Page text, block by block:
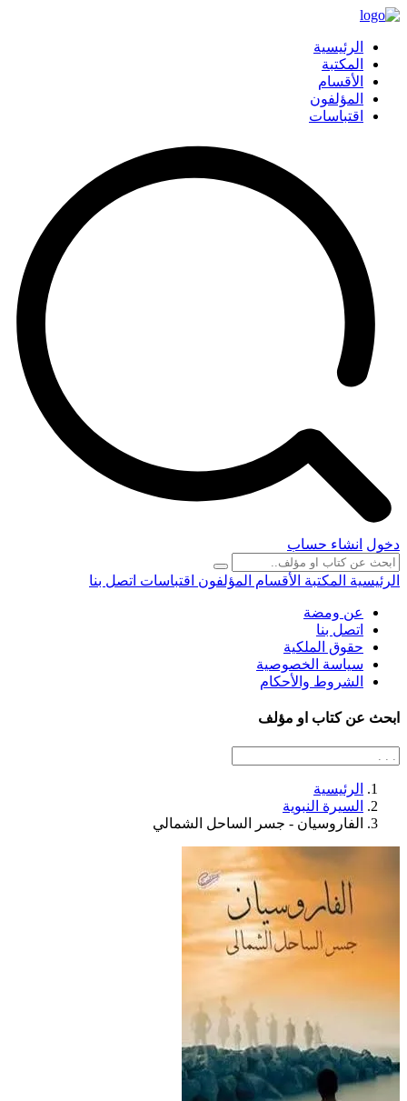
الرئيسية
المكتبة
الأقسام
المؤلفون
اقتباسات
دخول انشاء حساب
الرئيسية المكتبة الأقسام المؤلفون اقتباسات اتصل بنا
عن ومضة
اتصل بنا
حقوق الملكية
سياسة الخصوصية
الشروط والأحكام
ابحث عن كتاب او مؤلف
الرئيسية
السيرة النبوية
الفاروسيان - جسر الساحل الشمالي